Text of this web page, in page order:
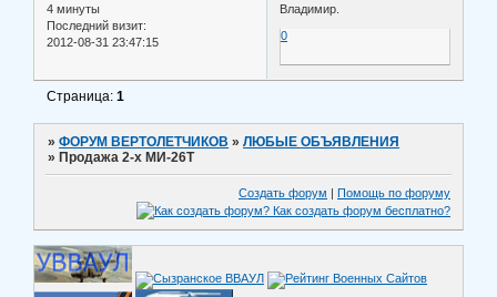
4 минуты
Последний визит:
2012-08-31 23:47:15
Владимир.
0
Страница:1
»ФОРУМ ВЕРТОЛЕТЧИКОВ »ЛЮБЫЕ ОБЪЯВЛЕНИЯ
» Продажа 2-х МИ-26Т
Создать форум | Помощь по форуму